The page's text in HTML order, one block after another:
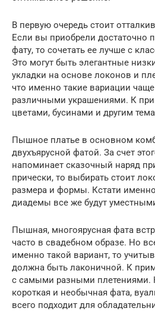
В первую очередь стоит
Если вы приобрели достаточно
фату, то сочетать ее лучше с
Это могут быть элегантные
укладки на основе локонов и
что именно такие вариации
различными украшениями. К
цветами, бусинами и другим
Пышное платье в основном
двухъярусной фатой. За счет
напоминает сказочный наряд
прически, то выбирать стоит
размера и формы. Кстати
диадемы все же будут
Пышная, многоярусная фата
часто в свадебном образе. Но
именно такой вариант, то
должна быть лаконичной. К
с самыми разными плетениями.
короткая и необычная фата,
всего подходит для